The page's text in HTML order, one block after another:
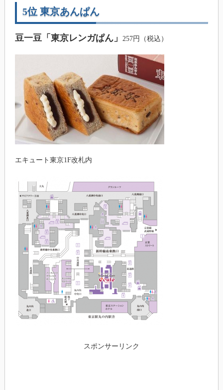
5位 東京あんぱん
豆一豆「東京レンガぱん」 257円（税込）
エキュート東京1F改札内
スポンサーリンク